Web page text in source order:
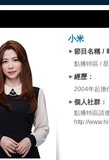
小米
► 節目名稱 /
點播特區 /
► 經歷：
2004年起擔
► 個人社群：
點播特區請
http://